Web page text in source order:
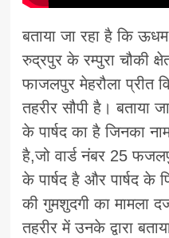
बताया जा रहा है कि
रुद्रपुर के रम्पुरा चौकी
फाजलपुर मेहरौला प्रीत
तहरीर सौपी है। बताया
के पार्षद का है जिनका
है,जो वार्ड नंबर 25
के पार्षद है और पार्षद के
की गुमशुदगी का मामला
तहरीर में उनके द्वारा